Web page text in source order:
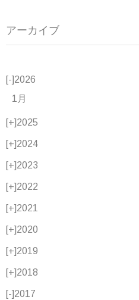
アーカイブ
[-]2026
1月
[+]2025
[+]2024
[+]2023
[+]2022
[+]2021
[+]2020
[+]2019
[+]2018
[-]2017